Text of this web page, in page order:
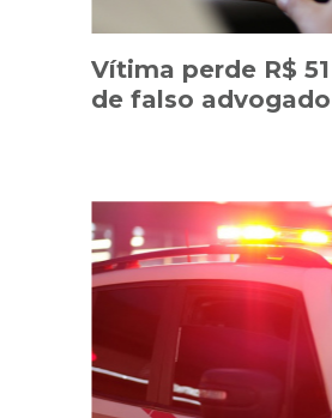
Vítima perde R$
de falso